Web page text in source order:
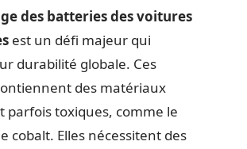
des batteries des voitures
est un défi majeur qui
durabilité globale. Ces
des matériaux
parfois toxiques, comme le
cobalt. Elles nécessitent des